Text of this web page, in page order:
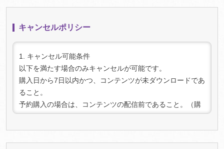
キャンセルポリシー
1. キャンセル可能条件
以下を満たす場合のみキャンセルが可能です。
購入日から7日以内かつ、コンテンツが未ダウンロードであ
ること。
予約購入の場合は、コンテンツの配信前であること。（購
入時点で予約であっても、配信後にダウンロードされた場
合はキャンセルできません）